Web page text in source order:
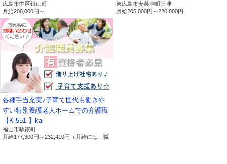
以上
【保有個人データ及び第三者提供記
録に関する事項の周知について】
有限会社ライブワーク（以下、「当社」という。）で
は、保有個人データの開示等（利用目的の通知、開示、
内容の訂正、追加又は削除、利用の停止、消去及び第三
者への提供の停止）の請求及び第三者提供記録の開示に
関する請求について、以下の事項を周知致します。
広島市中区銀山町
月給200,000円～
東広島市安芸津町三津
月給205,000円～220,000円
各種手当充実♪子育て世代も働きや
すい特別養護老人ホームでの介護職
【K-551 】kai
福山市駅家町
月給177,300円～232,410円 （月給には、職